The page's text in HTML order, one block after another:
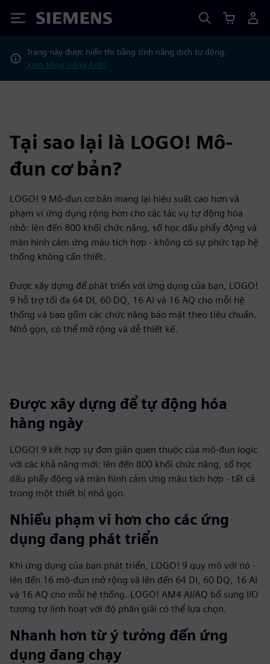
Siemens
Trang này được hiển thị bằng tính năng dịch tự động.
Xem bằng tiếng Anh?
Tại sao lại là LOGO! Mô-
đun cơ bản?
LOGO! 9 Mô-đun cơ bản mang lại hiệu suất cao hơn và
phạm vi ứng dụng rộng hơn cho các tác vụ tự động hóa
nhỏ: lên đến 800 khối chức năng, số học dấu phẩy động và
màn hình cảm ứng màu tích hợp - không có sự phức tạp hệ
thống không cần thiết.
Được xây dựng để phát triển với ứng dụng của bạn, LOGO!
9 hỗ trợ tối đa 64 DI, 60 DQ, 16 AI và 16 AQ cho mỗi hệ
thống và bao gồm các chức năng bảo mật theo tiêu chuẩn.
Nhỏ gọn, có thể mở rộng và dễ thiết kế.
Được xây dựng để tự động hóa
hàng ngày
LOGO! 9 kết hợp sự đơn giản quen thuộc của mô-đun logic
với các khả năng mới: lên đến 800 khối chức năng, số học
dấu phẩy động và màn hình cảm ứng màu tích hợp - tất cả
trong một thiết bị nhỏ gọn.
Nhiều phạm vi hơn cho các ứng
dụng đang phát triển
Khi ứng dụng của bạn phát triển, LOGO! 9 quy mô với nó -
lên đến 16 mô-đun mở rộng và lên đến 64 DI, 60 DQ, 16 AI
và 16 AQ cho mỗi hệ thống. LOGO! AM4 AI/AQ bổ sung I/O
tương tự linh hoạt với độ phân giải có thể lựa chọn.
Nhanh hơn từ ý tưởng đến ứng
dụng đang chạy